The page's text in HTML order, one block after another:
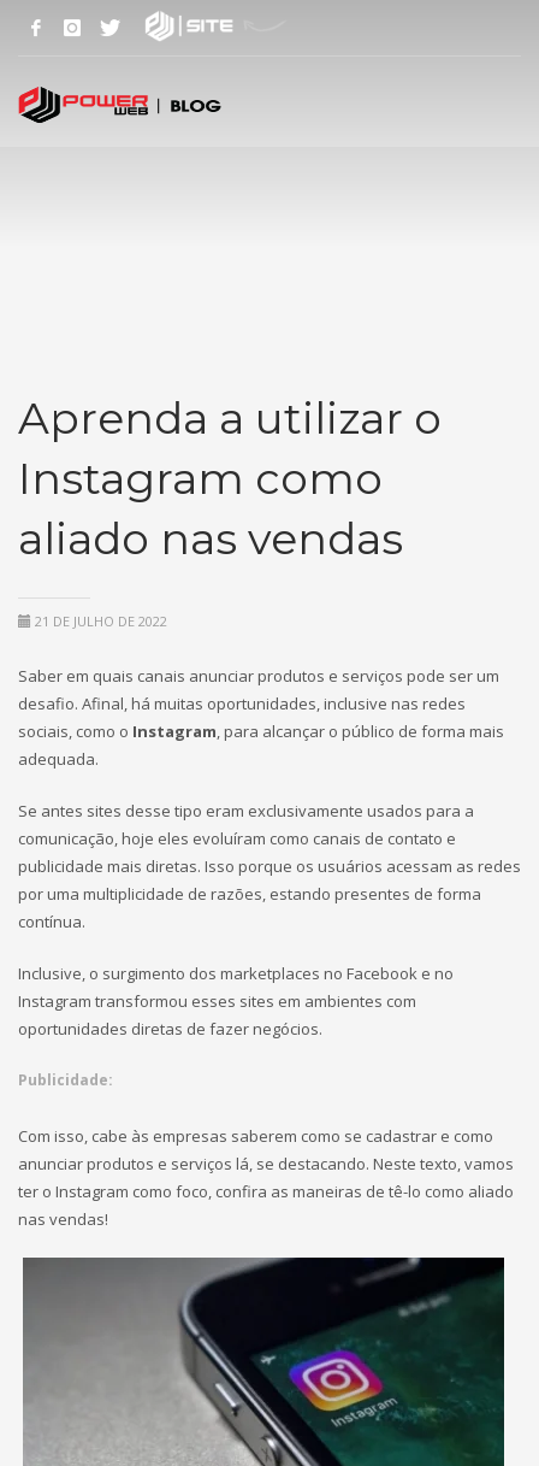
Aprenda a utilizar o
Instagram como
aliado nas vendas
21 DE JULHO DE 2022
Saber em quais canais anunciar produtos e serviços pode ser um
desafio. Afinal, há muitas oportunidades, inclusive nas redes
sociais, como o Instagram, para alcançar o público de forma mais
adequada.
Se antes sites desse tipo eram exclusivamente usados para a
comunicação, hoje eles evoluíram como canais de contato e
publicidade mais diretas. Isso porque os usuários acessam as redes
por uma multiplicidade de razões, estando presentes de forma
contínua.
Inclusive, o surgimento dos marketplaces no Facebook e no
Instagram transformou esses sites em ambientes com
oportunidades diretas de fazer negócios.
Publicidade:
Com isso, cabe às empresas saberem como se cadastrar e como
anunciar produtos e serviços lá, se destacando. Neste texto, vamos
ter o Instagram como foco, confira as maneiras de tê-lo como aliado
nas vendas!